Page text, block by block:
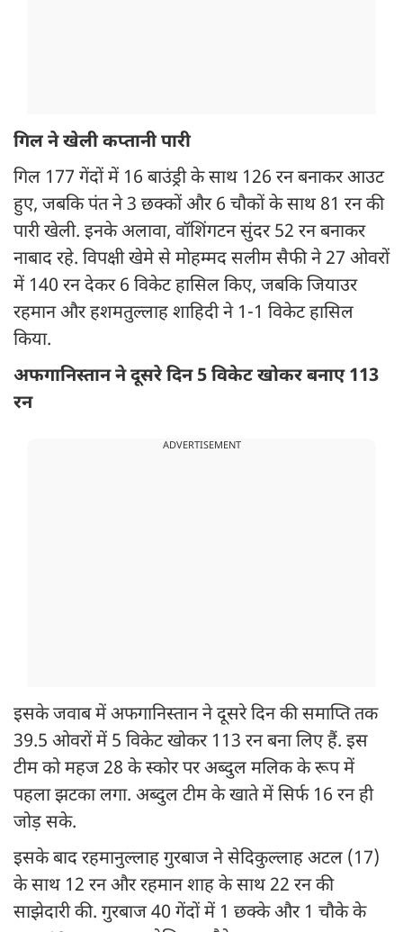
गिल ने खेली कप्तानी पारी
गिल 177 गेंदों में 16 बाउंड्री के साथ 126 रन बनाकर आउट
हुए, जबकि पंत ने 3 छक्कों और 6 चौकों के साथ 81 रन की
पारी खेली. इनके अलावा, वॉशिंगटन सुंदर 52 रन बनाकर
नाबाद रहे. विपक्षी खेमे से मोहम्मद सलीम सैफी ने 27 ओवरों
में 140 रन देकर 6 विकेट हासिल किए, जबकि जियाउर
रहमान और हशमतुल्लाह शाहिदी ने 1-1 विकेट हासिल
किया.
अफगानिस्तान ने दूसरे दिन 5 विकेट खोकर बनाए 113
रन
ADVERTISEMENT
इसके जवाब में अफगानिस्तान ने दूसरे दिन की समाप्ति तक
39.5 ओवरों में 5 विकेट खोकर 113 रन बना लिए हैं. इस
टीम को महज 28 के स्कोर पर अब्दुल मलिक के रूप में
पहला झटका लगा. अब्दुल टीम के खाते में सिर्फ 16 रन ही
जोड़ सके.
इसके बाद रहमानुल्लाह गुरबाज ने सेदिकुल्लाह अटल (17)
के साथ 12 रन और रहमान शाह के साथ 22 रन की
साझेदारी की. गुरबाज 40 गेंदों में 1 छक्के और 1 चौके के